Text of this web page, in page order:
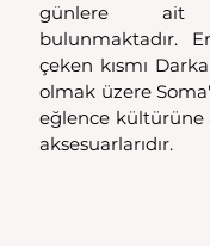
günlere ait
bulunmaktadır.
çeken kısmı
olmak üzere
eğlence kültürüne
aksesuarlarıdır.